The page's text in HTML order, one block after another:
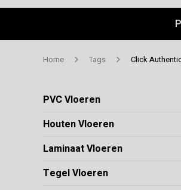
Home Tags Click
PVC Vloeren
Houten Vloeren
Laminaat Vloeren
Tegel Vloeren